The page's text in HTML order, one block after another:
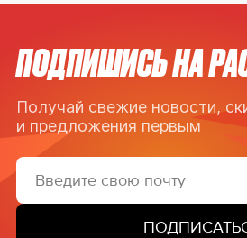
ПОДПИШИСЬ НА
Получай свежие новости,
и предложения первым